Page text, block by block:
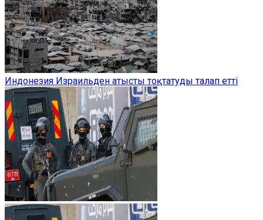
Индонезия Израильден атысты тоқтатуды талап етті